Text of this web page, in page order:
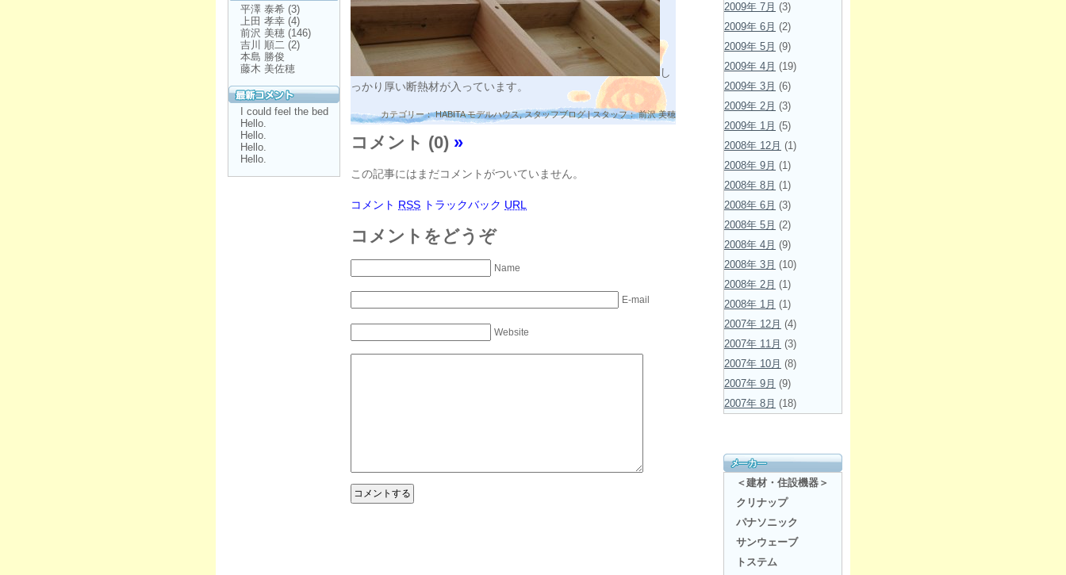
平澤 泰希 (3)
上田 孝幸 (4)
前沢 美穂 (146)
吉川 順二 (2)
本島 勝俊
藤木 美佐穂
I could feel the bed
Hello.
Hello.
Hello.
Hello.
し
っかり厚い断熱材が入っています。
カテゴリー：HABITA モデルハウス,スタッフブログ| スタッフ： 前沢 美穂
コメント (0) »
この記事にはまだコメントがついていません。
コメント RSS トラックバック URL
コメントをどうぞ
Name
E-mail
Website
2009年 7月 (3)
2009年 6月 (2)
2009年 5月 (9)
2009年 4月 (19)
2009年 3月 (6)
2009年 2月 (3)
2009年 1月 (5)
2008年 12月 (1)
2008年 9月 (1)
2008年 8月 (1)
2008年 6月 (3)
2008年 5月 (2)
2008年 4月 (9)
2008年 3月 (10)
2008年 2月 (1)
2008年 1月 (1)
2007年 12月 (4)
2007年 11月 (3)
2007年 10月 (8)
2007年 9月 (9)
2007年 8月 (18)
＜建材・住設機器＞
クリナップ
パナソニック
サンウェーブ
トステム